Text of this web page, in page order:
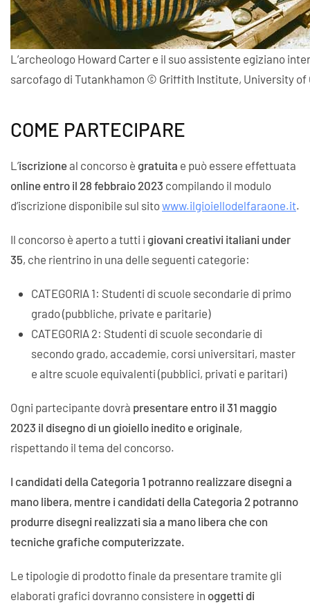
L’archeologo Howard Carter e il suo assistente egiziano
sarcofago di Tutankhamon © Griffith Institute, University of
COME PARTECIPARE
L’iscrizioneal concorso è gratuita e può essere effettuata
online entro il 28 febbraio 2023 compilando il modulo
d’iscrizione disponibile sul sitowww.ilgioiellodelfaraone.it.
Il concorso è aperto a tutti i giovani creativi italiani under
35, che rientrino in una delle seguenti categorie:
CATEGORIA 1: Studenti di scuole secondarie di primo
grado (pubbliche, private e paritarie)
CATEGORIA 2: Studenti di scuole secondarie di
secondo grado, accademie, corsi universitari, master
e altre scuole equivalenti (pubblici, privati e paritari)
Ogni partecipante dovrà presentare entro il 31 maggio
2023 il disegno di un gioiello inedito e originale,
rispettando il tema del concorso.
I candidati della Categoria 1 potranno realizzare disegni a
mano libera, mentre i candidati della Categoria 2 potranno
produrre disegni realizzati sia a mano libera che con
tecniche grafiche computerizzate.
Le tipologie di prodotto finale da presentare tramite gli
elaborati grafici dovranno consistere in oggetti di